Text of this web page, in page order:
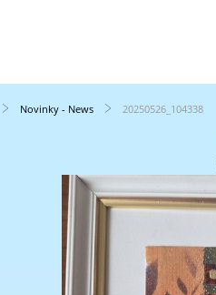
Novinky - News 20250526_104338